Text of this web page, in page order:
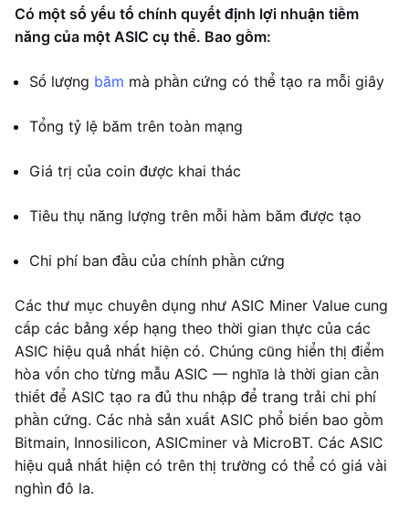
Có một số yếu tố chính quyết định lợi nhuận tiềm
năng của một ASIC cụ thể. Bao gồm:
Số lượng băm mà phần cứng có thể tạo ra mỗi giây
Tổng tỷ lệ băm trên toàn mạng
Giá trị của coin được khai thác
Tiêu thụ năng lượng trên mỗi hàm băm được tạo
Chi phí ban đầu của chính phần cứng
Các thư mục chuyên dụng như ASIC Miner Value cung
cấp các bảng xếp hạng theo thời gian thực của các
ASIC hiệu quả nhất hiện có. Chúng cũng hiển thị điểm
hòa vốn cho từng mẫu ASIC — nghĩa là thời gian cần
thiết để ASIC tạo ra đủ thu nhập để trang trải chi phí
phần cứng. Các nhà sản xuất ASIC phổ biến bao gồm
Bitmain, Innosilicon, ASICminer và MicroBT. Các ASIC
hiệu quả nhất hiện có trên thị trường có thể có giá vài
nghìn đô la.